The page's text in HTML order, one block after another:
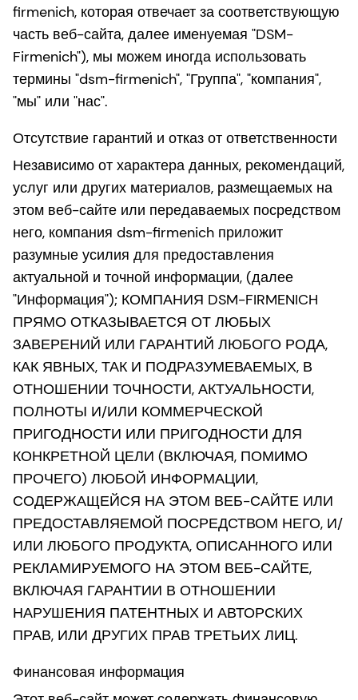
firmenich, которая отвечает за соответствующую
часть веб-сайта, далее именуемая "DSM-
Firmenich"), мы можем иногда использовать
термины "dsm-firmenich", "Группа", "компания",
"мы" или "нас".
Отсутствие гарантий и отказ от ответственности
Независимо от характера данных, рекомендаций,
услуг или других материалов, размещаемых на
этом веб-сайте или передаваемых посредством
него, компания dsm-firmenich приложит
разумные усилия для предоставления
актуальной и точной информации, (далее
"Информация"); КОМПАНИЯ DSM-FIRMENICH
ПРЯМО ОТКАЗЫВАЕТСЯ ОТ ЛЮБЫХ
ЗАВЕРЕНИЙ ИЛИ ГАРАНТИЙ ЛЮБОГО РОДА,
КАК ЯВНЫХ, ТАК И ПОДРАЗУМЕВАЕМЫХ, В
ОТНОШЕНИИ ТОЧНОСТИ, АКТУАЛЬНОСТИ,
ПОЛНОТЫ И/ИЛИ КОММЕРЧЕСКОЙ
ПРИГОДНОСТИ ИЛИ ПРИГОДНОСТИ ДЛЯ
КОНКРЕТНОЙ ЦЕЛИ (ВКЛЮЧАЯ, ПОМИМО
ПРОЧЕГО) ЛЮБОЙ ИНФОРМАЦИИ,
СОДЕРЖАЩЕЙСЯ НА ЭТОМ ВЕБ-САЙТЕ ИЛИ
ПРЕДОСТАВЛЯЕМОЙ ПОСРЕДСТВОМ НЕГО, И/
ИЛИ ЛЮБОГО ПРОДУКТА, ОПИСАННОГО ИЛИ
РЕКЛАМИРУЕМОГО НА ЭТОМ ВЕБ-САЙТЕ,
ВКЛЮЧАЯ ГАРАНТИИ В ОТНОШЕНИИ
НАРУШЕНИЯ ПАТЕНТНЫХ И АВТОРСКИХ
ПРАВ, ИЛИ ДРУГИХ ПРАВ ТРЕТЬИХ ЛИЦ.
Финансовая информация